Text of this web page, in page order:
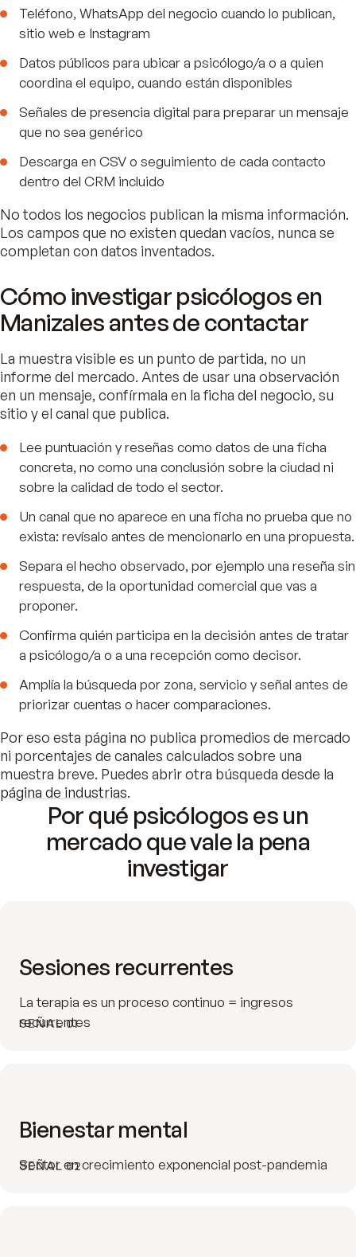
Teléfono, WhatsApp del negocio cuando lo publican,
sitio web e Instagram
Datos públicos para ubicar a psicólogo/a o a quien
coordina el equipo, cuando están disponibles
Señales de presencia digital para preparar un mensaje
que no sea genérico
Descarga en CSV o seguimiento de cada contacto
dentro del CRM incluido
No todos los negocios publican la misma información.
Los campos que no existen quedan vacíos, nunca se
completan con datos inventados.
Cómo investigar psicólogos en
Manizales antes de contactar
La muestra visible es un punto de partida, no un
informe del mercado. Antes de usar una observación
en un mensaje, confírmala en la ficha del negocio, su
sitio y el canal que publica.
Lee puntuación y reseñas como datos de una ficha
concreta, no como una conclusión sobre la ciudad ni
sobre la calidad de todo el sector.
Un canal que no aparece en una ficha no prueba que no
exista: revísalo antes de mencionarlo en una propuesta.
Separa el hecho observado, por ejemplo una reseña sin
respuesta, de la oportunidad comercial que vas a
proponer.
Confirma quién participa en la decisión antes de tratar
a psicólogo/a o a una recepción como decisor.
Amplía la búsqueda por zona, servicio y señal antes de
priorizar cuentas o hacer comparaciones.
Por eso esta página no publica promedios de mercado
ni porcentajes de canales calculados sobre una
muestra breve. Puedes abrir otra búsqueda desde la
página de industrias.
Por qué psicólogos es un
mercado que vale la pena
investigar
SEÑAL 01
Sesiones recurrentes
La terapia es un proceso continuo = ingresos
recurrentes
SEÑAL 02
Bienestar mental
Sector en crecimiento exponencial post-pandemia